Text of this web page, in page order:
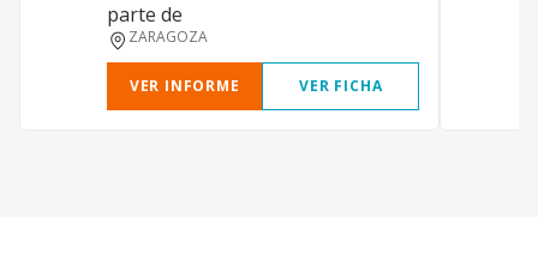
parte de
ZARAGOZA
VER INFORME VER FICHA